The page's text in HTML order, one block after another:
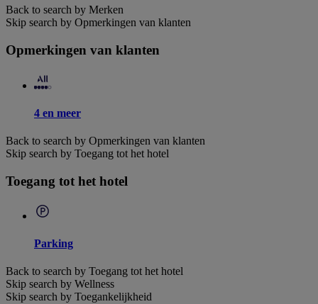
Back to search by Merken
Skip search by Opmerkingen van klanten
Opmerkingen van klanten
4 en meer
Back to search by Opmerkingen van klanten
Skip search by Toegang tot het hotel
Toegang tot het hotel
Parking
Back to search by Toegang tot het hotel
Skip search by Wellness
Skip search by Toegankelijkheid